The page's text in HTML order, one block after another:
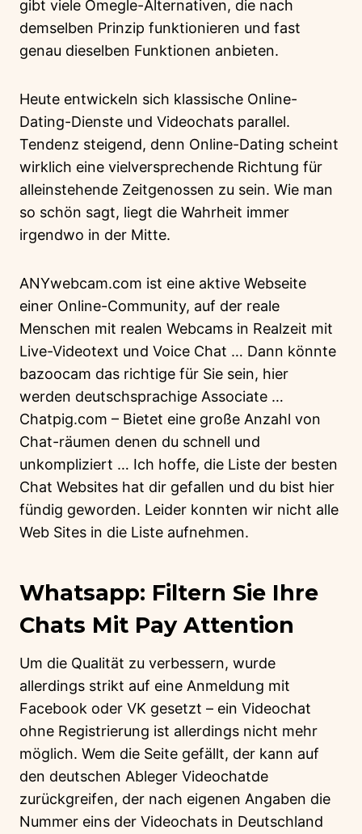
gibt viele Omegle-Alternativen, die nach
demselben Prinzip funktionieren und fast
genau dieselben Funktionen anbieten.
Heute entwickeln sich klassische Online-
Dating-Dienste und Videochats parallel.
Tendenz steigend, denn Online-Dating scheint
wirklich eine vielversprechende Richtung für
alleinstehende Zeitgenossen zu sein. Wie man
so schön sagt, liegt die Wahrheit immer
irgendwo in der Mitte.
ANYwebcam.com ist eine aktive Webseite
einer Online-Community, auf der reale
Menschen mit realen Webcams in Realzeit mit
Live-Videotext und Voice Chat … Dann könnte
bazoocam das richtige für Sie sein, hier
werden deutschsprachige Associate …
Chatpig.com – Bietet eine große Anzahl von
Chat-räumen denen du schnell und
unkompliziert … Ich hoffe, die Liste der besten
Chat Websites hat dir gefallen und du bist hier
fündig geworden. Leider konnten wir nicht alle
Web Sites in die Liste aufnehmen.
Whatsapp: Filtern Sie Ihre
Chats Mit Pay Attention
Um die Qualität zu verbessern, wurde
allerdings strikt auf eine Anmeldung mit
Facebook oder VK gesetzt – ein Videochat
ohne Registrierung ist allerdings nicht mehr
möglich. Wem die Seite gefällt, der kann auf
den deutschen Ableger Videochatde
zurückgreifen, der nach eigenen Angaben die
Nummer eins der Videochats in Deutschland